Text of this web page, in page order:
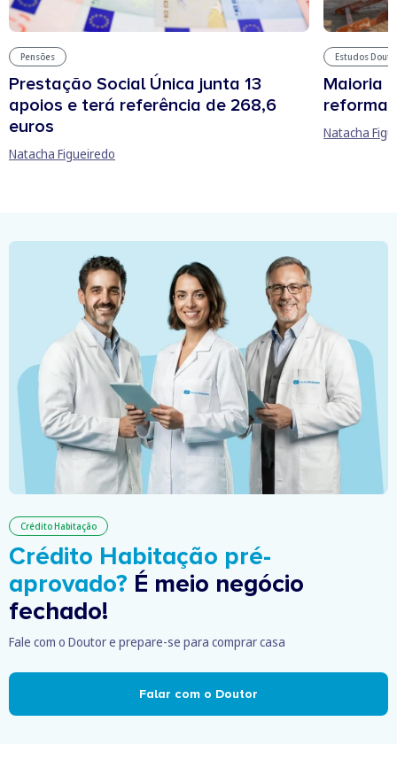
Pensões
Prestação Social Única junta 13
apoios e terá referência de 268,6
euros
Natacha Figueiredo
Estudos
Maioria
reforma
Natacha
Crédito Habitação
Crédito Habitação pré-
aprovado? É meio negócio
fechado!
Fale com o Doutor e prepare-se para comprar casa
Falar com o Doutor